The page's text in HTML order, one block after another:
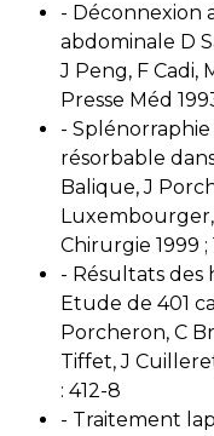
- Déconnexion
abdominale D
J Peng, F Cadi,
Presse Méd
-
résorbable
Balique, J
Chirurgie 1999 ;
- Résultats des
Etude de 401
Porcheron, C
Tiffet, J
: 412-8
- Traitement